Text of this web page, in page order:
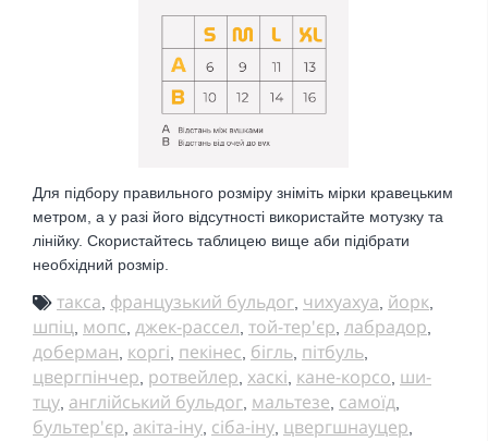
Для підбору правильного розміру зніміть мірки кравецьким
метром, а у разі його відсутності використайте мотузку та
лінійку. Скористайтесь таблицею вище аби підібрати
необхідний розмір.
такса, французький бульдог, чихуахуа, йорк,
шпіц, мопс, джек-рассел, той-тер'єр, лабрадор,
доберман, коргі, пекінес, бігль, пітбуль,
цвергпінчер, ротвейлер, хаскі, кане-корсо, ши-
тцу, англійський бульдог, мальтезе, самоїд,
бультер'єр, акіта-іну, сіба-іну, цвергшнауцер,